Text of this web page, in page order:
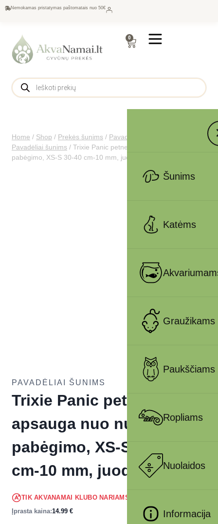
Nemokamas pristatymas paštomatais nuo 50€
0
Šunims
Katėms
Graužikams
Paukščiams
Ropliams
Nuolaidos
Informacija
Home / Shop / Prekės šunims / Pavadėliai, antkakliai šunims
Pavadėliai šunims / Trixie Panic petnešos su apsauga nuo nuo
pabėgimo, XS-S 30-40 cm-10 mm, juodos
PAVADĖLIAI ŠUNIMS
Trixie Panic petnešos su
apsauga nuo nuo
pabėgimo, XS-S 30-40
cm-10 mm, juodos
TIK AKVANAMAI KLUBO NARIAMS
Įprasta kaina:14.99 €